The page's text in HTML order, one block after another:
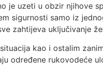
je uzeti u obzir njihove
sigurnosti samo iz
zahtijeva uključivanje
kao i ostalim
određene rukovodeće